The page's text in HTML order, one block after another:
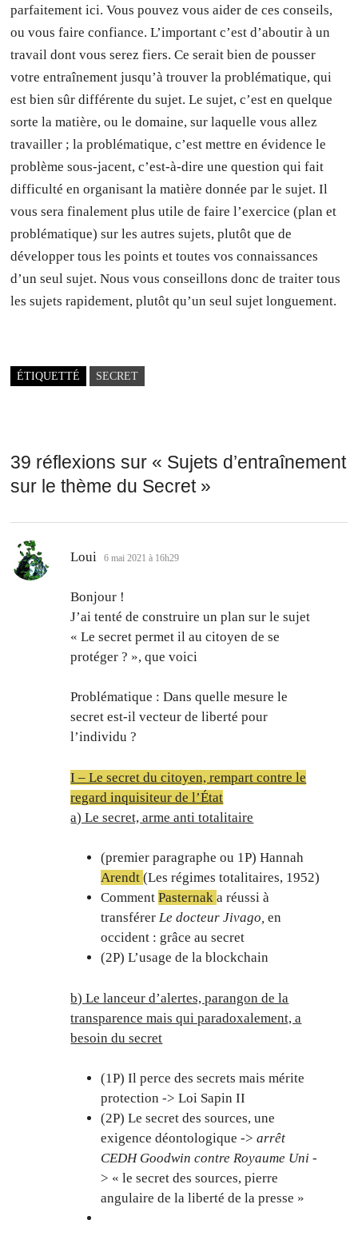
parfaitement ici. Vous pouvez vous aider de ces conseils,
ou vous faire confiance. L’important c’est d’aboutir à un
travail dont vous serez fiers. Ce serait bien de pousser
votre entraînement jusqu’à trouver la problématique, qui
est bien sûr différente du sujet. Le sujet, c’est en quelque
sorte la matière, ou le domaine, sur laquelle vous allez
travailler ; la problématique, c’est mettre en évidence le
problème sous-jacent, c’est-à-dire une question qui fait
difficulté en organisant la matière donnée par le sujet. Il
vous sera finalement plus utile de faire l’exercice (plan et
problématique) sur les autres sujets, plutôt que de
développer tous les points et toutes vos connaissances
d’un seul sujet. Nous vous conseillons donc de traiter tous
les sujets rapidement, plutôt qu’un seul sujet longuement.
ÉTIQUETTÉ SECRET
39 réflexions sur « Sujets d’entraînement
sur le thème du Secret»
Loui dit :
6 mai 2021 à 16h29
Bonjour !
J’ai tenté de construire un plan sur le sujet
« Le secret permet il au citoyen de se
protéger ? », que voici
Problématique : Dans quelle mesure le
secret est-il vecteur de liberté pour
l’individu ?
I – Le secret du citoyen, rempart contre le
regard inquisiteur de l’État
a) Le secret, arme anti totalitaire
(premier paragraphe ou 1P) Hannah
Arendt (Les régimes totalitaires, 1952)
Comment Pasternak a réussi à
transférer Le docteur Jivago, en
occident : grâce au secret
(2P) L’usage de la blockchain
b) Le lanceur d’alertes, parangon de la
transparence mais qui paradoxalement, a
besoin du secret
(1P) Il perce des secrets mais mérite
protection -> Loi Sapin II
(2P) Le secret des sources, une
exigence déontologique -> arrêt
CEDH Goodwin contre Royaume Uni -
> « le secret des sources, pierre
angulaire de la liberté de la presse »